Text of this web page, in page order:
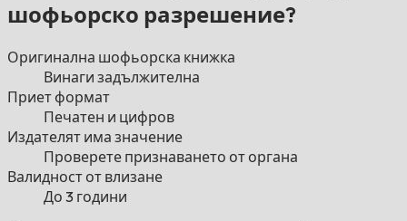
шофьорско разрешение?
Оригинална шофьорска книжка
Винаги задължителна
Приет формат
Печатен и цифров
Издателят има значение
Проверете признаването от органа
Валидност от влизане
До 3 години